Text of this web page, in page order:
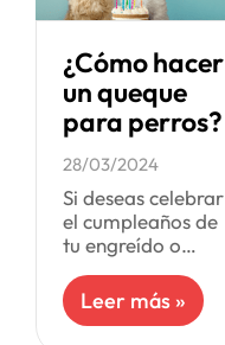
¿Cómo hacer
un queque
para perros?
28/03/2024
Si deseas celebrar
el cumpleaños de
tu engreído o
premiarlo por su
buen
Leer más »